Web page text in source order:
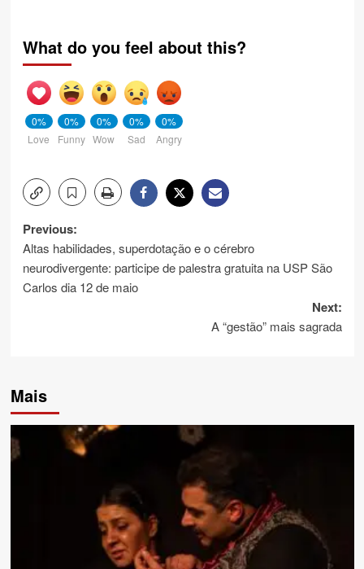
What do you feel about this?
0%
Love
0%
Funny
0%
Wow
0%
Sad
0%
Angry
Post
navigation
Previous:
Altas habilidades, superdotação e o cérebro
neurodivergente: participe de palestra gratuita na USP São
Carlos dia 12 de maio
Next:
A “gestão” mais sagrada
Mais